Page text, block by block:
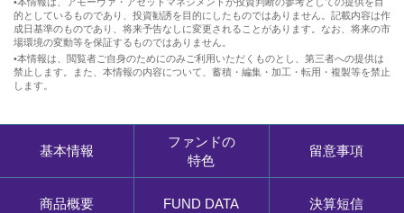
•本情報は、アモーヴァ・アセットマネジメントが投資判断の参考としての提供を目
的としているものであり、投資勧誘を目的にしたものではありません。記載内容は作
成日基準のものであり、将来予告なしに変更されることがあります。なお、将来の市
場環境の変動等を保証するものではありません。
•本情報は、閲覧者ご自身のためにのみご利用いただくものとし、第三者への提供は
禁止します。また、本情報の内容について、蓄積・編集・加工・転用・複製等を禁止
します。
基本情報
ファンドの
特色
留意事項
商品概要 FUND DATA 決算短信